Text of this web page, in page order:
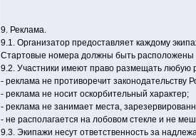
9. Реклама.
9.1. Организатор предоставляет каждому
Стартовые номера должны быть расположены
9.2. Участники имеют право размещать любую
- реклама не противоречит законодательству
- реклама не носит оскорбительный характер;
- реклама не занимает места,
- не располагается на лобовом стекле и не
9.3. Экипажи несут ответственность за